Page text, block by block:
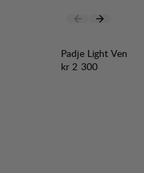
Padje Light Vent
Pris:
kr 2 300